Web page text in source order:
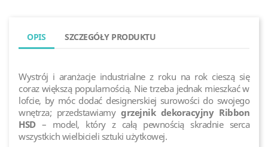
OPIS SZCZEGÓŁY PRODUKTU
Wystrój i aranżacje industrialne z roku na rok cieszą się
coraz większą popularnością. Nie trzeba jednak mieszkać w
lofcie, by móc dodać designerskiej surowości do swojego
wnętrza; przedstawiamy grzejnik dekoracyjny Ribbon
HSD– model, który z całą pewnością skradnie serca
wszystkich wielbicieli sztuki użytkowej.